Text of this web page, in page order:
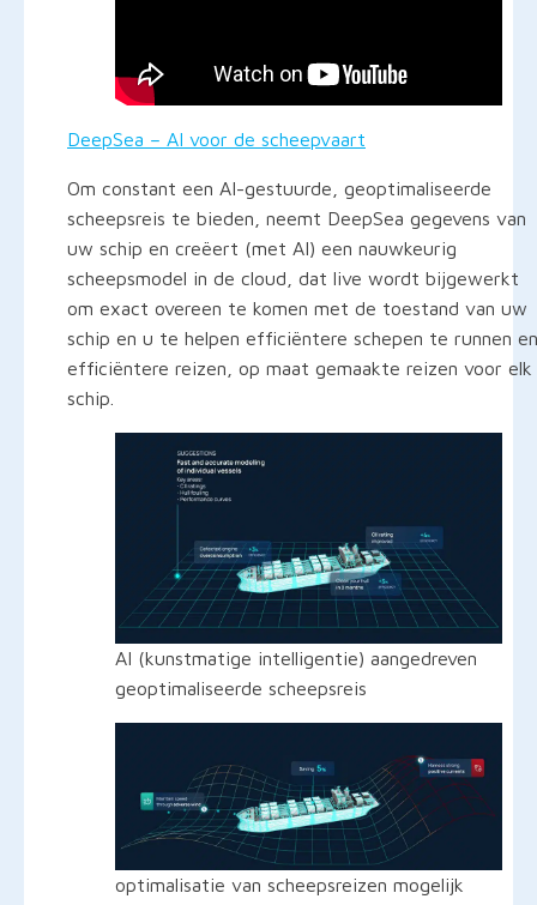
DeepSea – AI voor de scheepvaart
Om constant een AI-gestuurde, geoptimaliseerde
scheepsreis te bieden, neemt DeepSea gegevens van
uw schip en creëert (met AI) een nauwkeurig
scheepsmodel in de cloud, dat live wordt bijgewerkt
om exact overeen te komen met de toestand van uw
schip en u te helpen efficiëntere schepen te runnen en
efficiëntere reizen, op maat gemaakte reizen voor elk
schip.
AI (kunstmatige intelligentie) aangedreven
geoptimaliseerde scheepsreis
optimalisatie van scheepsreizen mogelijk